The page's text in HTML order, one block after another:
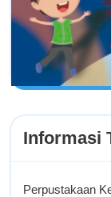
Informasi
Perpustakaan